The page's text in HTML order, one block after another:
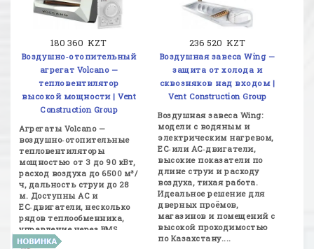
180 360 KZT
Воздушно‑отопительный
агрегат Volcano —
тепловентилятор
высокой мощности | Vent
Construction Group
Агрегаты Volcano —
воздушно‑отопительные
тепловентиляторы
мощностью от 3 до 90 кВт,
расход воздуха до 6500 м³/
ч, дальность струи до 28
м. Доступны AC и
EC‑двигатели, несколько
рядов теплообменника,
управление через BMS,
надёжное отопление
236 520 KZT
Воздушная завеса Wing —
защита от холода и
сквозняков над входом |
Vent Construction Group
Воздушная завеса Wing:
модели с водяным и
электрическим нагревом,
EC‑или AC‑двигатели,
высокие показатели по
длине струи и расходу
воздуха, тихая работа.
Идеальное решение для
дверных проёмов,
магазинов и помещений с
высокой проходимостью
по Казахстану....